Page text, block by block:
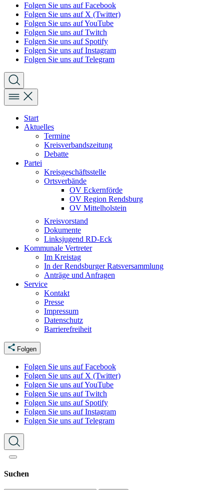
Folgen Sie uns auf Facebook
Folgen Sie uns auf X (Twitter)
Folgen Sie uns auf YouTube
Folgen Sie uns auf Twitch
Folgen Sie uns auf Spotify
Folgen Sie uns auf Instagram
Folgen Sie uns auf Telegram
Start
Aktuelles
Termine
Kreisverbandszeitung
Debatte
Partei
Kreisgeschäftsstelle
Ortsverbände
OV Eckernförde
OV Region Rendsburg
OV Mittelholstein
Kreisvorstand
Dokumente
Linksjugend RD-Eck
Kommunale Vertreter
Im Kreistag
In der Rendsburger Ratsversammlung
Anträge und Anfragen
Service
Kontakt
Presse
Impressum
Datenschutz
Barrierefreiheit
Folgen
Folgen Sie uns auf Facebook
Folgen Sie uns auf X (Twitter)
Folgen Sie uns auf YouTube
Folgen Sie uns auf Twitch
Folgen Sie uns auf Spotify
Folgen Sie uns auf Instagram
Folgen Sie uns auf Telegram
Suchen